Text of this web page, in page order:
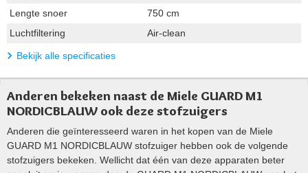
Lengte snoer
750 cm
Luchtfiltering
Air-clean
Bekijk alle specificaties
Anderen bekeken naast de Miele GUARD M1
NORDICBLAUW ook deze stofzuigers
Anderen die geïnteresseerd waren in het kopen van de Miele
GUARD M1 NORDICBLAUW stofzuiger hebben ook de volgende
stofzuigers bekeken. Wellicht dat één van deze apparaten beter